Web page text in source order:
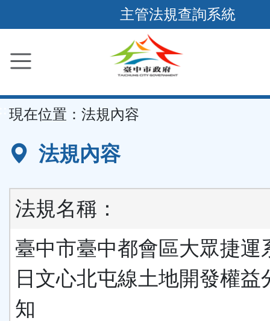
到
要
容
區
主管法規查詢系統
現在位置： 法規內容
法規內容
法規名稱：
臺中市臺中都會區大眾捷運
日文心北屯線土地開發權益
知